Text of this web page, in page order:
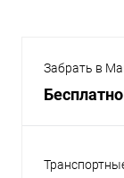
Забрать в
Бесплатно